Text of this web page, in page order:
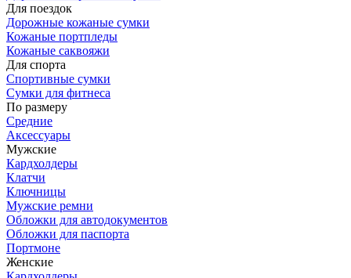
Для поездок
Дорожные кожаные сумки
Кожаные портпледы
Кожаные саквояжи
Для спорта
Спортивные сумки
Сумки для фитнеса
По размеру
Средние
Аксессуары
Мужские
Кардхолдеры
Клатчи
Ключницы
Мужские ремни
Обложки для автодокументов
Обложки для паспорта
Портмоне
Женские